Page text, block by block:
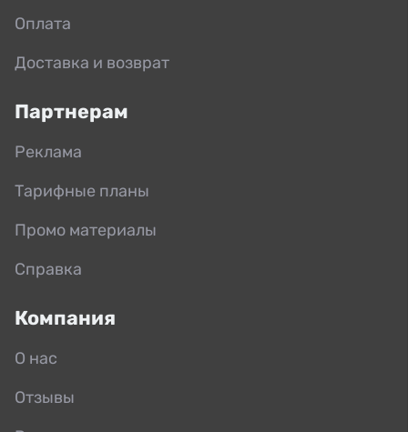
Оплата
Доставка и возврат
Партнерам
Реклама
Тарифные планы
Промо материалы
Справка
Компания
О нас
Отзывы